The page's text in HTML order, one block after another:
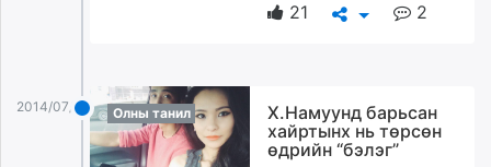
unuudur.mn
isee.mn
mglradio.com
21
2
2014/07/22 Олны танил
Х.Намуунд барьсан
хайртынх нь төрсөн
өдрийн “бэлэг”